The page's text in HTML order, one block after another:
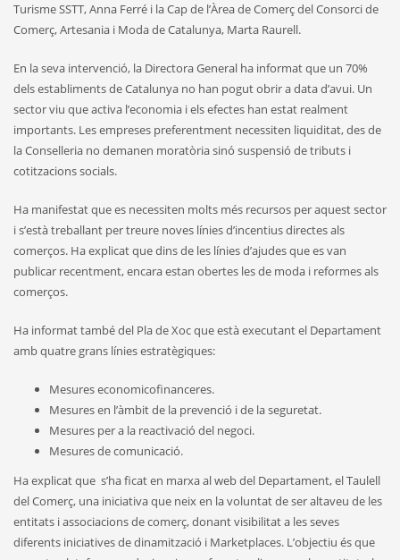
Turisme SSTT, Anna Ferré i la Cap de l’Àrea de Comerç del Consorci de
Comerç, Artesania i Moda de Catalunya, Marta Raurell.
En la seva intervenció, la Directora General ha informat que un 70%
dels establiments de Catalunya no han pogut obrir a data d’avui. Un
sector viu que activa l’economia i els efectes han estat realment
importants. Les empreses preferentment necessiten liquiditat, des de
la Conselleria no demanen moratòria sinó suspensió de tributs i
cotitzacions socials.
Ha manifestat que es necessiten molts més recursos per aquest sector
i s’està treballant per treure noves línies d’incentius directes als
comerços. Ha explicat que dins de les línies d’ajudes que es van
publicar recentment, encara estan obertes les de moda i reformes als
comerços.
Ha informat també del Pla de Xoc que està executant el Departament
amb quatre grans línies estratègiques:
Mesures economicofinanceres.
Mesures en l’àmbit de la prevenció i de la seguretat.
Mesures per a la reactivació del negoci.
Mesures de comunicació.
Ha explicat que s’ha ficat en marxa al web del Departament, el Taulell
del Comerç, una iniciativa que neix en la voluntat de ser altaveu de les
entitats i associacions de comerç, donant visibilitat a les seves
diferents iniciatives de dinamització i Marketplaces. L’objectiu és que